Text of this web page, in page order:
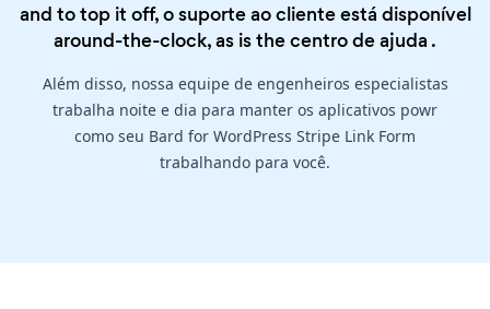
and to top it off, o suporte ao cliente está disponível
around-the-clock, as is thecentro de ajuda .
Além disso, nossa equipe de engenheiros especialistas
trabalha noite e dia para manter os aplicativos powr
como seu Bard for WordPress Stripe Link Form
trabalhando para você.